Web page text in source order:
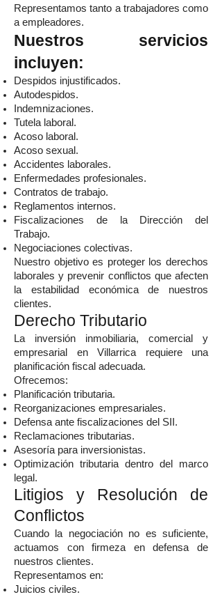
Representamos tanto a trabajadores como
a empleadores.
Nuestros servicios
incluyen:
Despidos injustificados.
Autodespidos.
Indemnizaciones.
Tutela laboral.
Acoso laboral.
Acoso sexual.
Accidentes laborales.
Enfermedades profesionales.
Contratos de trabajo.
Reglamentos internos.
Fiscalizaciones de la Dirección del
Trabajo.
Negociaciones colectivas.
Nuestro objetivo es proteger los derechos
laborales y prevenir conflictos que afecten
la estabilidad económica de nuestros
clientes.
Derecho Tributario
La inversión inmobiliaria, comercial y
empresarial en Villarrica requiere una
planificación fiscal adecuada.
Ofrecemos:
Planificación tributaria.
Reorganizaciones empresariales.
Defensa ante fiscalizaciones del SII.
Reclamaciones tributarias.
Asesoría para inversionistas.
Optimización tributaria dentro del marco
legal.
Litigios y Resolución de
Conflictos
Cuando la negociación no es suficiente,
actuamos con firmeza en defensa de
nuestros clientes.
Representamos en:
Juicios civiles.